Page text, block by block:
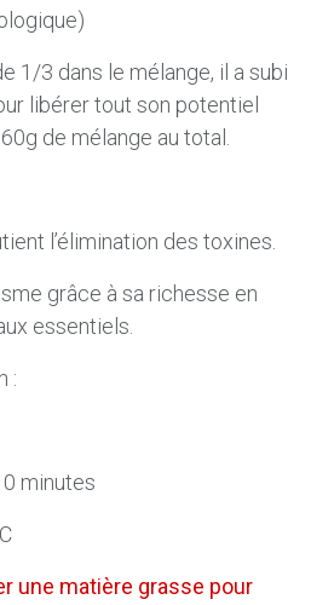
1/3 dans le mélange, il a subi
libérer tout son potentiel
de mélange au total.
l’élimination des toxines.
grâce à sa richesse en
essentiels.
:
minutes
une matière grasse pour